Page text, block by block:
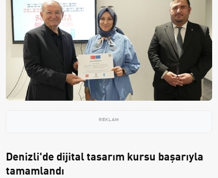
REKLAM
Denizli'de dijital tasarım kursu başarıyla
tamamlandı